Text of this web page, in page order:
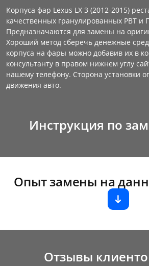
Корпуса фар Lexus LX 3 (2012-2015)
качественных гранулированных PBT и
Предназначаются для замены на
Хороший метод сберечь денежные
корпуса на фары можно добавив их в
консультанту в правом нижнем углу
нашему телефону. Сторона установки
движения авто.
Инструкция по
Опыт замены на
Отзывы